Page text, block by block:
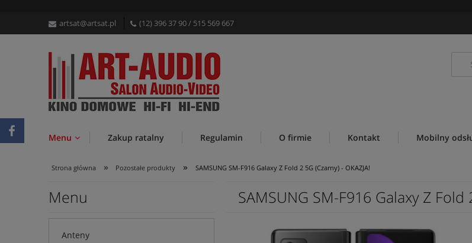
artsat@artsat.pl (12) 396 37 90/ 515 569 667
Menu Zakup ratalny Regulamin O firmie Kontakt Mobilny
Strona główna » Pozostałe produkty » SAMSUNG SM-F916 Galaxy Z Fold 2 5G (Czarny) - OKAZJA!
Menu
Anteny
SAMSUNG SM-F916 Galaxy Z Fold